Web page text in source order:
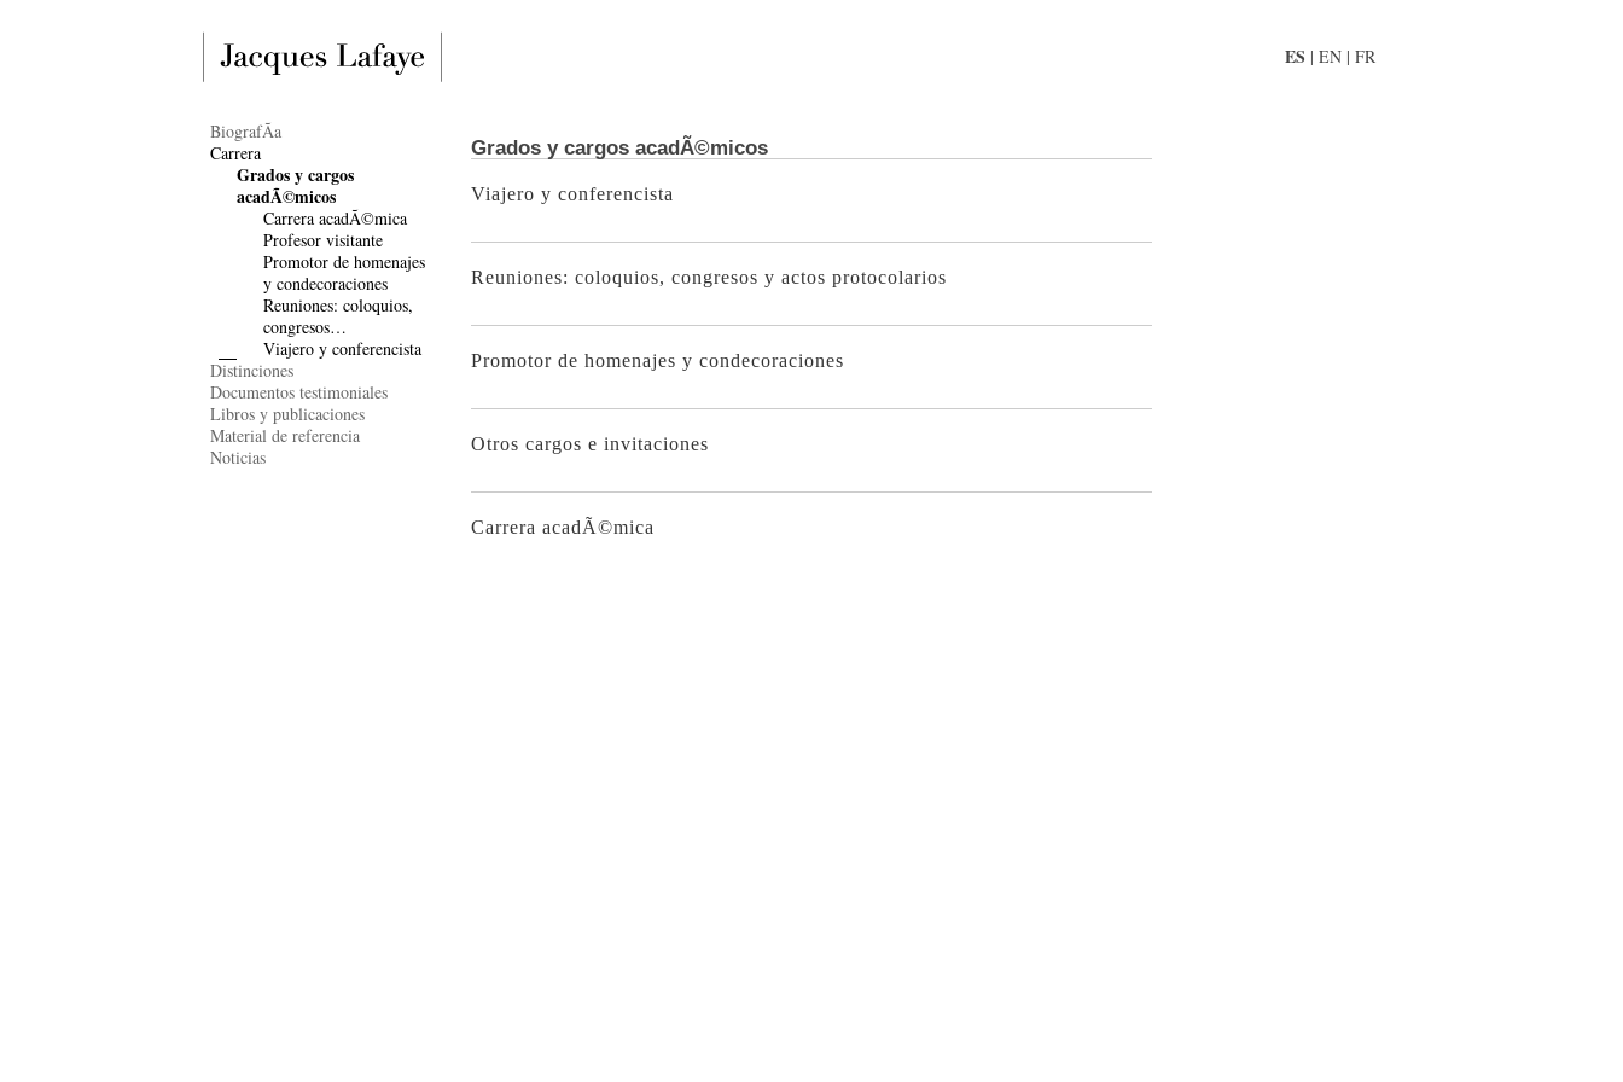
Grados y cargos acadÃ©micos
Viajero y conferencista
Reuniones: coloquios, congresos y actos protocolarios
Promotor de homenajes y condecoraciones
Otros cargos e invitaciones
Carrera acadÃ©mica
BiografÃ­a
Carrera
Grados y cargos
acadÃ©micos
Carrera acadÃ©mica
Profesor visitante
Promotor de homenajes
y condecoraciones
Reuniones: coloquios,
congresos…
Viajero y conferencista
Distinciones
Documentos testimoniales
Libros y publicaciones
Material de referencia
Noticias
ES | EN | FR